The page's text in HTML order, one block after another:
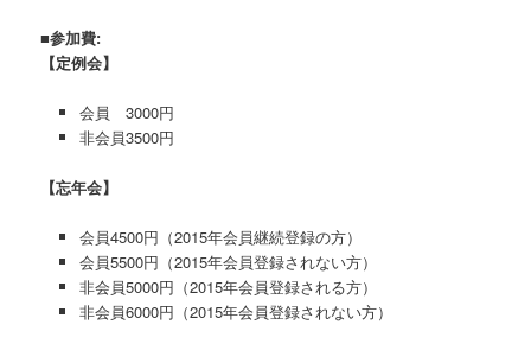
■参加費:
【定例会】
会員 3000円
非会員3500円
【忘年会】
会員4500円（2015年会員継続登録の方）
会員5500円（2015年会員登録されない方）
非会員5000円（2015年会員登録される方）
非会員6000円（2015年会員登録されない方）